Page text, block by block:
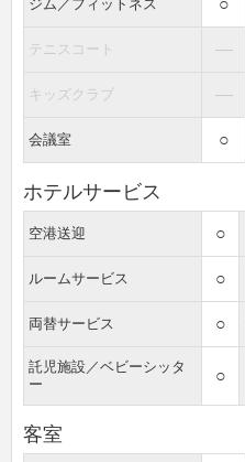
ジム／フィットネス ○
テニスコート ―
キッズクラブ ―
会議室 ○
ホテルサービス
空港送迎 ○
ルームサービス ○
両替サービス ○
託児施設／ベビーシッタ
ー
○
客室